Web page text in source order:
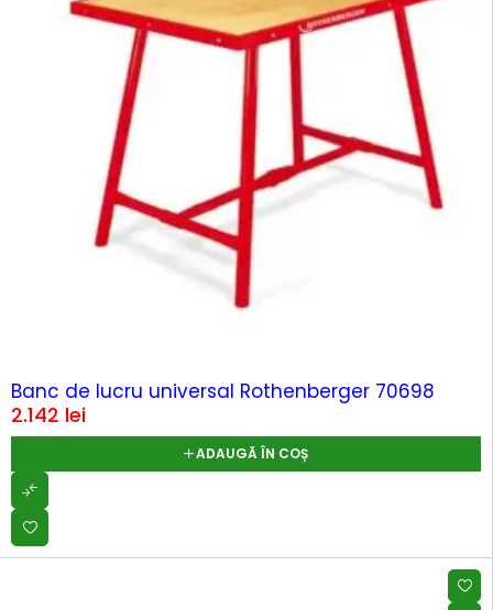
Banc de lucru universal Rothenberger 70698
2.142 lei
ADAUGĂ ÎN COȘ